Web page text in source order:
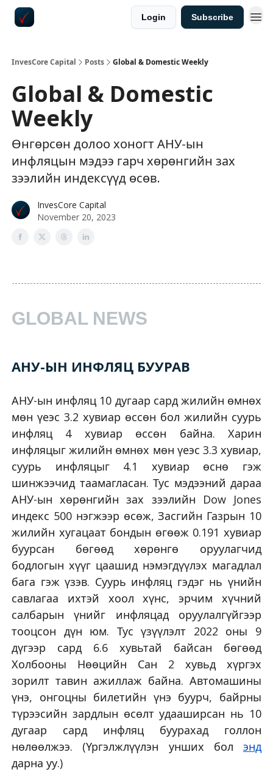
Login Subscribe
InvesCore Capital Posts Global & Domestic Weekly
Global & Domestic
Weekly
Өнгөрсөн долоо хоногт АНУ-ын
инфляцын мэдээ гарч хөрөнгийн зах
зээлийн индексүүд өсөв.
InvesCore Capital
November 20, 2023
GLOBAL NEWS
АНУ-ЫН ИНФЛЯЦ БУУРАВ
АНУ-ын инфляц 10 дугаар сард жилийн өмнөх
мөн үеэс 3.2 хувиар өссөн бол жилийн суурь
инфляц 4 хувиар өссөн байна. Харин
инфляцыг жилийн өмнөх мөн үеэс 3.3 хувиар,
суурь инфляцыг 4.1 хувиар өснө гэж
шинжээчид таамагласан. Тус мэдээний дараа
АНУ-ын хөрөнгийн зах зээлийн Dow Jones
индекс 500 нэгжээр өсөж, Засгийн Газрын 10
жилийн хугацаат бондын өгөөж 0.191 хувиар
буурсан бөгөөд хөрөнгө оруулагчид
бодлогын хүүг цаашид нэмэгдүүлэх магадлал
бага гэж үзэв. Суурь инфляц гэдэг нь үнийн
савлагаа ихтэй хоол хүнс, эрчим хүчний
салбарын үнийг инфляцад оруулалгүйгээр
тооцсон дүн юм. Тус үзүүлэлт 2022 оны 9
дүгээр сард 6.6 хувьтай байсан бөгөөд
Холбооны Нөөцийн Сан 2 хувьд хүргэх
зорилт тавин ажиллаж байна. Автомашины
үнэ, онгоцны билетийн үнэ буурч, байрны
түрээсийн зардлын өсөлт удааширсан нь 10
дугаар сард инфляц буурахад голлон
нөлөөлжээ. (Үргэлжлүүлэн унших бол энд
дарна уу.)